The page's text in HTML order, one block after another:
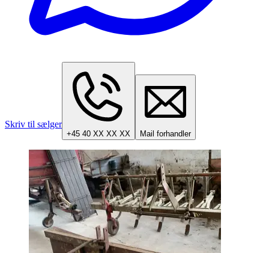
Skriv til sælger
+45 40 XX XX XX Mail forhandler